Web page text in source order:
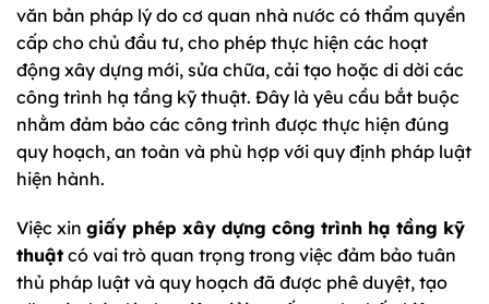
văn bản pháp lý do cơ quan nhà nước có thẩm quyền
cấp cho chủ đầu tư, cho phép thực hiện các hoạt
động xây dựng mới, sửa chữa, cải tạo hoặc di dời các
công trình hạ tầng kỹ thuật. Đây là yêu cầu bắt buộc
nhằm đảm bảo các công trình được thực hiện đúng
quy hoạch, an toàn và phù hợp với quy định pháp luật
hiện hành.
Việc xin giấy phép xây dựng công trình hạ tầng kỹ
thuật có vai trò quan trọng trong việc đảm bảo tuân
thủ pháp luật và quy hoạch đã được phê duyệt, tạo